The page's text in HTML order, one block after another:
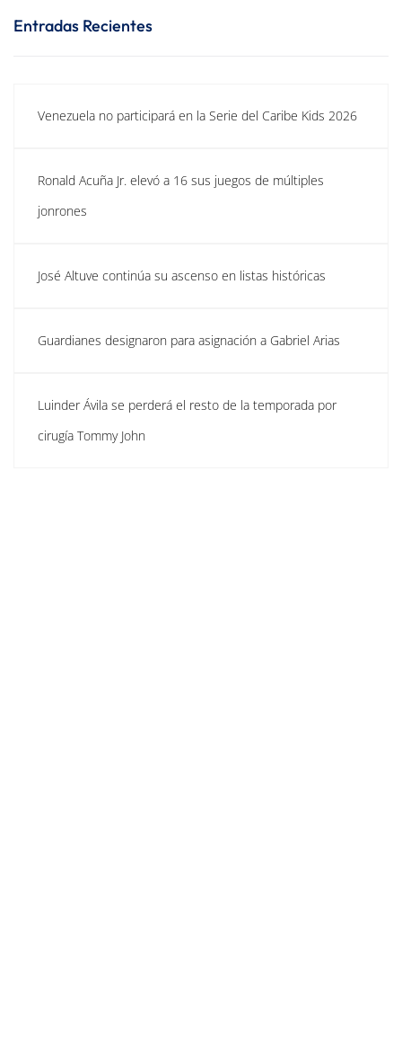
Entradas Recientes
Venezuela no participará en la Serie del Caribe Kids 2026
Ronald Acuña Jr. elevó a 16 sus juegos de múltiples
jonrones
José Altuve continúa su ascenso en listas históricas
Guardianes designaron para asignación a Gabriel Arias
Luinder Ávila se perderá el resto de la temporada por
cirugía Tommy John